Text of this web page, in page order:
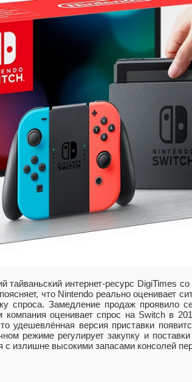
тайваньский интернет-ресурс DigiTimes
что Nintendo реально оценивает
спроса. Замедление продаж проявило
компания оценивает спрос на Switch в
удешевлённая версия приставки
режиме регулирует закупку и
с излишне высокими запасами консолей